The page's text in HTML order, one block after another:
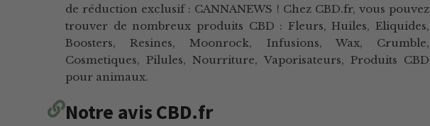
de réduction exclusif : CANNANEWS ! Chez CBD.fr, vous pouvez
trouver de nombreux produits CBD : Fleurs, Huiles, Eliquides,
Boosters, Resines, Moonrock, Infusions, Wax, Crumble,
Cosmetiques, Pilules, Nourriture, Vaporisateurs, Produits CBD
pour animaux.
Notre avis CBD.fr